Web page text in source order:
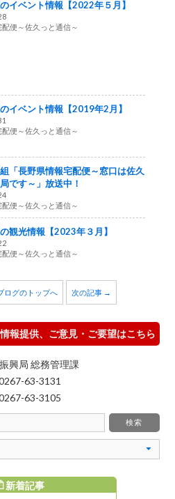
イベント情報【2022年５月】
配便～佐久っと通信～
イベント情報【2019年2月】
配便～佐久っと通信～
「長野県情報宅配便～窓口は佐久
です～」放送中！
配便～佐久っと通信～
観光情報【2023年３月】
配便～佐久っと通信～
ログのトップへ 次の記事 →
報提供、ご意見・ご要望はこちら
興局 総務管理課
63-3131
63-3105
新着記事